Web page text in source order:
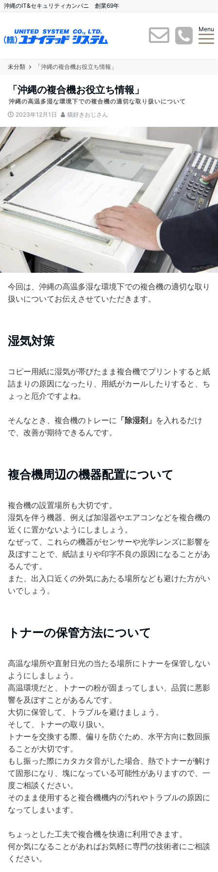
沖縄のIT&セキュリティカンパニ 創業69年
Menu
未分類 「沖縄の複合機お役立ち情報」
「沖縄の複合機お役立ち情報」
沖縄の高温多湿な環境下での複合機の適切な取り扱いについて
2023年12月1日
猫好きおじさん
今回は、沖縄の高温多湿な環境下での複合機の適切な取り
扱いについてお伝えさせていただきます。
湿気対策
コピー用紙に湿気が帯びたまま複合機でプリントすると紙
詰まりの原因になったり、用紙がカールしたりすると、ち
ょっと厄介ですよね。
そんなとき、複合機のトレーに 「除湿剤」 を入れるだけ
で、改善が期待できるんです。
複合機周辺の機器配置について
複合機の設置場所も大切です。
湿気を伴う機器、例えば加湿器やエアコンなどを複合機の
近くに置かないようにしましょう。
なぜって、これらの機器がセンサーや光学レンズに影響を
及ぼすことで、紙詰まりや印字不良の原因になることがあ
るんです。
また、出入口近くの外気にあたる場所なども避けた方がい
いでしょう。
トナーの保管方法について
高温な場所や直射日光の当たる場所にトナーを保管しない
ようにしましょう。
高温環境だと、トナーの粉が固まってしまい、品質に悪影
響を及ぼすことがあるんです。
大切に保管して、トラブルを避けましょう。
そして、トナーの取り扱い。
トナーを交換する際、偏りを防ぐため、水平方向に数回振
ることが大切です。
もし振った際にカタカタ音がした場合、熱でトナーが解け
て固形になり、塊になっている可能性がありますので、一
度ご相談ください。
そのまま使用すると複合機機内の汚れやトラブルの原因に
なってしまいます。
ちょっとした工夫で複合機を快適に利用できます。
何か気になることがあればお気軽に専門の技術者にご相談
ください。